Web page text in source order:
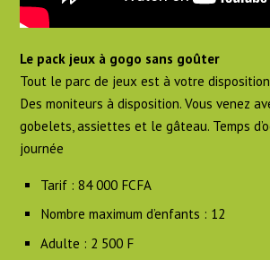
Le pack jeux à gogo sans goûter
Tout le parc de jeux est à votre
Des moniteurs à disposition. Vous venez
gobelets, assiettes et le gâteau. Temps
journée
Tarif : 84 000 FCFA
Nombre maximum d’enfants : 12
Adulte : 2 500 F